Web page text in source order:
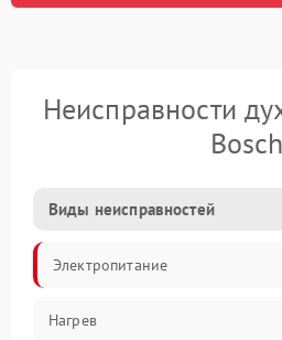
Неисправности
Bosch
Виды неисправностей
Электропитание
Нагрев